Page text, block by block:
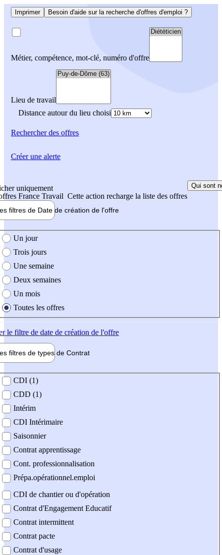
Imprimer Besoin d'aide sur la recherche d'offres d'emploi ?
Métier, compétence, mot-clé, numéro d'offre
Lieu de travail
Distance autour du lieu choisi
Rechercherdes offres
uniquement
France Travail Cette action recharge la liste des offres
Qui sont
filtres de Date de création de l'offre
création de l'offre
Un jour
Trois jours
Une semaine
Deux semaines
Un mois
Toutes les offres
le filtre de date de création de l'offre
filtres de types de Contrat
contrat
CDI (1)
CDD (1)
Intérim
CDI Intérimaire
Saisonnier
Contrat apprentissage
Cont. professionnalisation
Prépa.opérationnel.emploi
CDI de chantier ou d'opération
Contrat d'Engagement Educatif
Contrat intermittent
Contrat pacte
Contrat d'usage
Créer une alerte